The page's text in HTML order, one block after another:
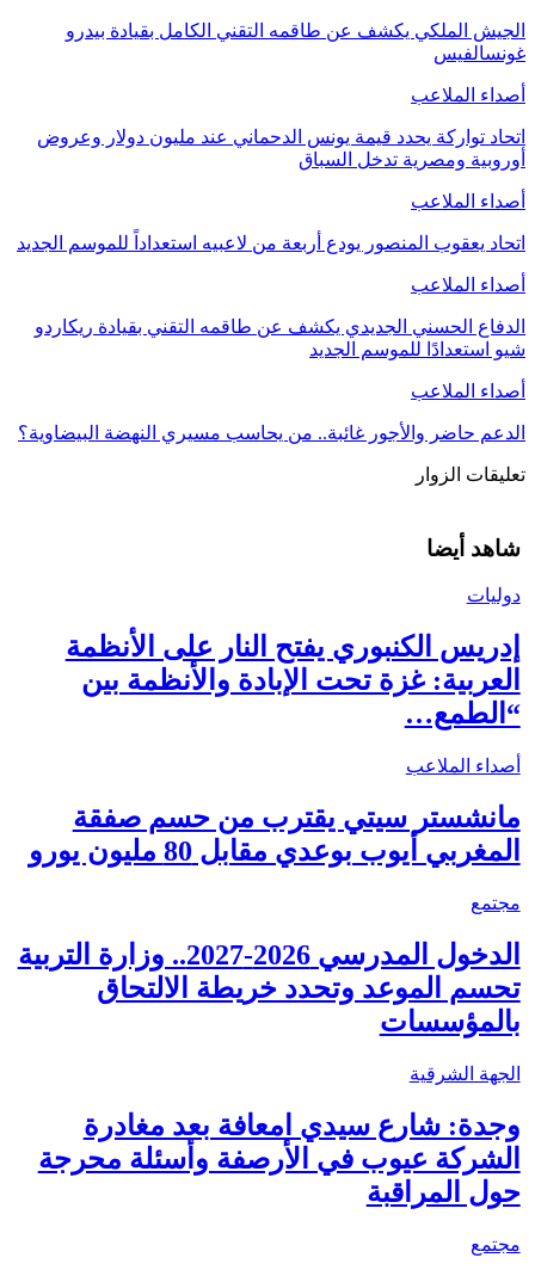
الجيش الملكي يكشف عن طاقمه التقني الكامل بقيادة بيدرو
غونسالفيس
أصداء الملاعب
اتحاد تواركة يحدد قيمة يونس الدحماني عند مليون دولار وعروض
أوروبية ومصرية تدخل السباق
أصداء الملاعب
اتحاد يعقوب المنصور يودع أربعة من لاعبيه استعداداً للموسم الجديد
أصداء الملاعب
الدفاع الحسني الجديدي يكشف عن طاقمه التقني بقيادة ريكاردو
شيو استعدادًا للموسم الجديد
أصداء الملاعب
الدعم حاضر والأجور غائبة.. من يحاسب مسيري النهضة البيضاوية؟
تعليقات الزوار
شاهد أيضا
دوليات
إدريس الكنبوري يفتح النار على الأنظمة
العربية: غزة تحت الإبادة والأنظمة بين
“الطمع…
أصداء الملاعب
مانشستر سيتي يقترب من حسم صفقة
المغربي أيوب بوعدي مقابل 80 مليون يورو
مجتمع
الدخول المدرسي 2026-2027.. وزارة التربية
تحسم الموعد وتحدد خريطة الالتحاق
بالمؤسسات
الجهة الشرقية
وجدة: شارع سيدي امعافة بعد مغادرة
الشركة عيوب في الأرصفة وأسئلة محرجة
حول المراقبة
مجتمع